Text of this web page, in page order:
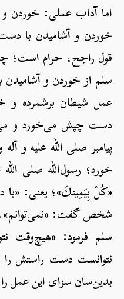
اما آداب عملی: خوردن
خوردن و آشامیدن با
قول راجح، حرام است؛
سلم از خوردن و
عمل شیطان برشمرده و
دست چپش می‌خورد و
پیامبر صلی الله علیه
خورد؛ رسول‌الله صلی
«كُلْ بِيَمِينكَ»؛ یعنی:
شخص گفت: «نمی‌توانم».
سلم فرمود: «هیچ‌وقت
نتوانست دست راستش را
بدین‌سان سزای این عمل را